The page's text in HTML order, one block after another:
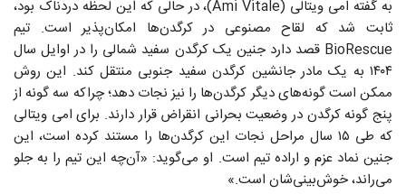
به گفته امی ویتالی (Ami Vitale)، در حالی که این لحظه دردناک بود،
ثابت شد که لقاح مصنوعی در کرگدن‌ها امکان‌پذیر است. تیم
BioRescue قصد دارد جنین یک کرگدن سفید شمالی را در اوایل سال
۱۴۰۴ به یک مادر جانشین کرگدن سفید جنوبی منتقل کند. این روش
ممکن است گونه‌های دیگر کرگدن‌ها را نیز نجات دهد؛ چراکه سه گونه از
پنج گونه کرگدن در وضعیت بحرانی انقراض قرار دارند. برای امی ویتالی
که طی ۱۵ سال مراحل نجات این کرگدن‌ها را مستند کرده است، این
جنین نماد عزم و اراده تیم است. او می‌گوید: «آن‌چه این تیم را به جلو
می‌راند، خوش‌بینی‌شان است.»